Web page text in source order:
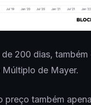
200 dias, também
de Mayer.
preço também